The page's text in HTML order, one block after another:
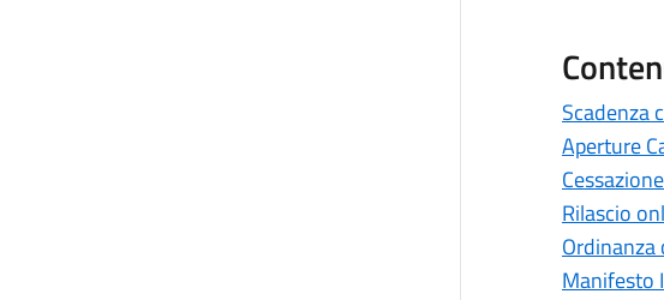
Scadenza
Aperture
Rilascio
Manifesto